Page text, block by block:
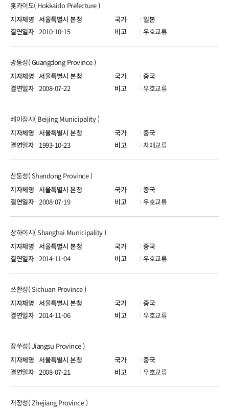
서울특별시 본청 일본
홋카이도( Hokkaido Prefecture )
2010-10-15 우호교류
서울특별시 본청 중국
광둥성( Guangdong Province )
2008-07-22 우호교류
서울특별시 본청 중국
베이징시( Beijing Municipality )
1993-10-23 자매교류
서울특별시 본청 중국
산둥성( Shandong Province )
2008-07-19 우호교류
서울특별시 본청 중국
상하이시( Shanghai Municipality )
2014-11-04 우호교류
서울특별시 본청 중국
쓰촨성( Sichuan Province )
2014-11-06 우호교류
서울특별시 본청 중국
장쑤성( Jiangsu Province )
2008-07-21 우호교류
저장성( Zhejiang Province )